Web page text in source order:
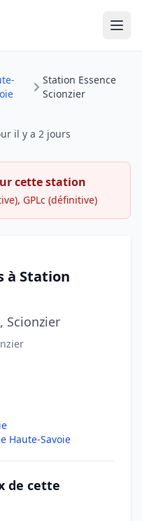
Station Essence
Scionzier
il y a 2 jours
cette station
GPLc (définitive)
à Station
Scionzier
Haute-Savoie
de cette